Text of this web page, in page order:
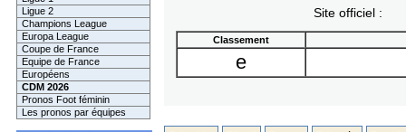
Ligue 2
Champions League
Europa League
Coupe de France
Equipe de France
Européens
CDM 2026
Pronos Foot féminin
Les pronos par équipes
Site officiel :
Classement
e